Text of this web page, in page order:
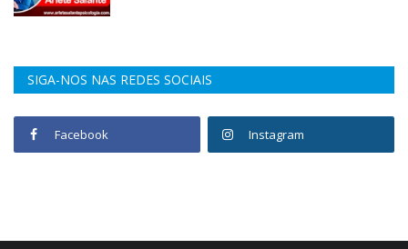
SIGA-NOS NAS REDES SOCIAIS
Facebook Instagram